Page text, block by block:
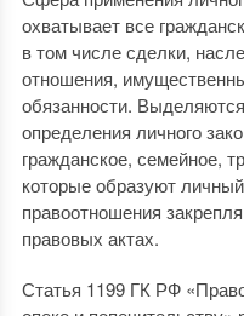
охватывает все
в том числе сделки,
отношения,
обязанности.
определения личного
гражданское, семейное,
которые образуют
правоотношения
правовых актах.
Статья 1199 ГК РФ